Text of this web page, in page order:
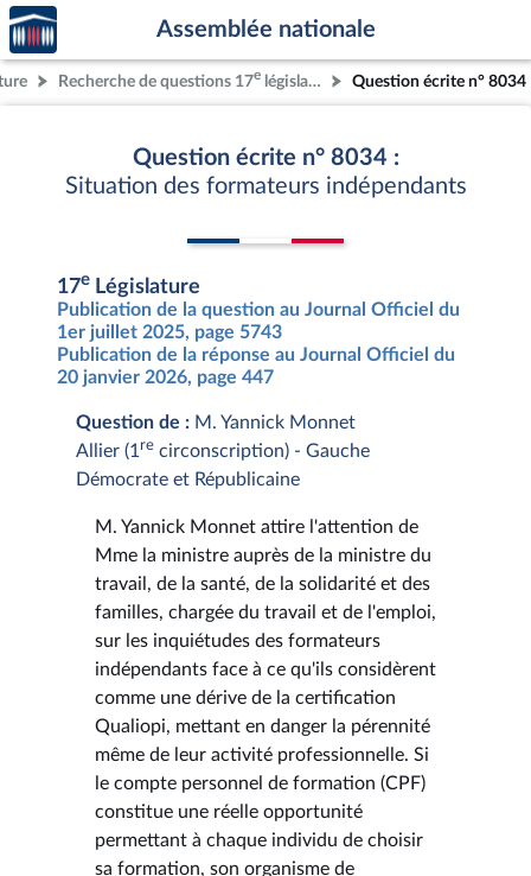
Aller au contenu
Aller en bas de la page
Accèder
à la
page
d'accueil
Assemblée nationale
Recherche de questions 17e législature Question écrite n° 8034
Question écrite n° 8034 :
Situation des formateurs indépendants
17e Législature
Publication de la question au Journal Officiel du
1er juillet 2025, page 5743
Publication de la réponse au Journal Officiel du
20 janvier 2026, page 447
Question de : M. Yannick Monnet
Allier (1 re circonscription) - Gauche
Démocrate et Républicaine
M. Yannick Monnet attire l'attention de
Mme la ministre auprès de la ministre du
travail, de la santé, de la solidarité et des
familles, chargée du travail et de l'emploi,
sur les inquiétudes des formateurs
indépendants face à ce qu'ils considèrent
comme une dérive de la certification
Qualiopi, mettant en danger la pérennité
même de leur activité professionnelle. Si
le compte personnel de formation (CPF)
constitue une réelle opportunité
permettant à chaque individu de choisir
sa formation, son organisme de